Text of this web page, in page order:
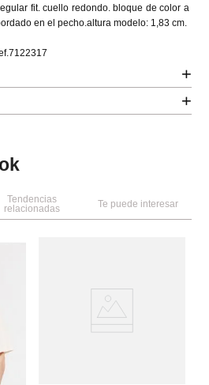
fit. cuello redondo. bloque de color a
en el pecho.altura modelo: 1,83 cm.
talla l.ref.7122317
+
+
Tendencias
relacionadas
Te puede interesar